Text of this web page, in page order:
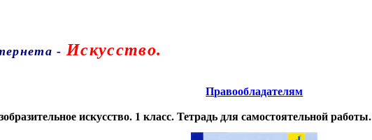
- Искусство.
Правообладателям
искусство. 1 класс. Тетрадь для самостоятельной работы.